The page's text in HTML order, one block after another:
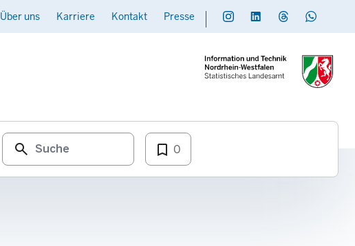
Kontakt
Über uns Karriere Kontakt Presse Social
search bookmark_border 0